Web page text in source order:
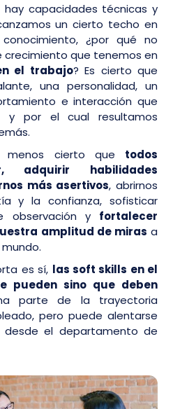
hay capacidades técnicas y
un cierto techo en
¿por qué no
crecimiento que tenemos en
el trabajo? Es cierto que
una personalidad, un
e interacción que
y por el cual resultamos
cierto que todos
adquirir habilidades
más asertivos, abrirnos
y la confianza, sofisticar
observación y fortalecer
amplitud de miras a
es sí, las soft skills en el
pueden sino que deben
parte de la trayectoria
pero puede alentarse
desde el departamento de